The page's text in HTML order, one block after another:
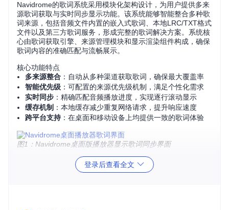
Navidrome的歌词系统采用模块化架构设计，为用户提供多来
源歌词获取与实时同步显示功能。该系统能够智能整合多种歌
词来源，包括音频文件内置的嵌入式歌词、本地LRC/TXT格式
文件以及第三方歌词服务，形成完整的歌词解决方案。系统核
心由歌词获取引擎、来源管理模块和显示渲染组件构成，确保
歌词内容的准确匹配与流畅展示。
核心功能特点
多来源整合 ：自动从多种渠道获取歌词，确保最大覆盖率
智能优先级 ：可配置的来源优先级机制，满足个性化需求
实时同步 ：精确匹配音频播放进度，实现逐行滚动显示
缓存机制 ：本地缓存减少重复网络请求，提升响应速度
跨平台支持 ：在桌面和移动设备上均提供一致的歌词体验
图1：Navidrome桌面版播放器显示歌词同步界面
配置指南：个性化歌词系统设置
登录后查看全文